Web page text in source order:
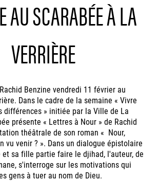
AU SCARABÉE À LA
VERRIÈRE
Benzine vendredi 11 février au
Dans le cadre de la semaine « Vivre
différences » initiée par la Ville de La
présente « Lettres à Nour » de Rachid
théâtrale de son roman « Nour,
vu venir ? ». Dans un dialogue épistolaire
sa fille partie faire le djihad, l'auteur, de
s'interroge sur les motivations qui
gens à tuer au nom de Dieu.